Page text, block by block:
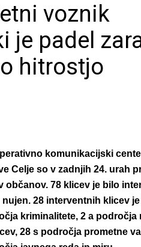
voznik
je padel
hitrostjo
komunikacijski
Celje so v zadnjih 24. urah
občanov. 78 klicev je bilo
nujen. 28 interventnih klicev
kriminalitete, 2 a področja
28 s področja prometne